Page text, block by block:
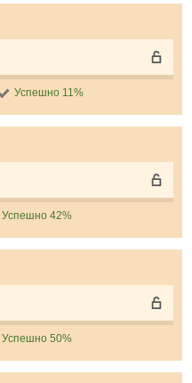
Успешно 11%
Успешно 42%
Успешно 50%